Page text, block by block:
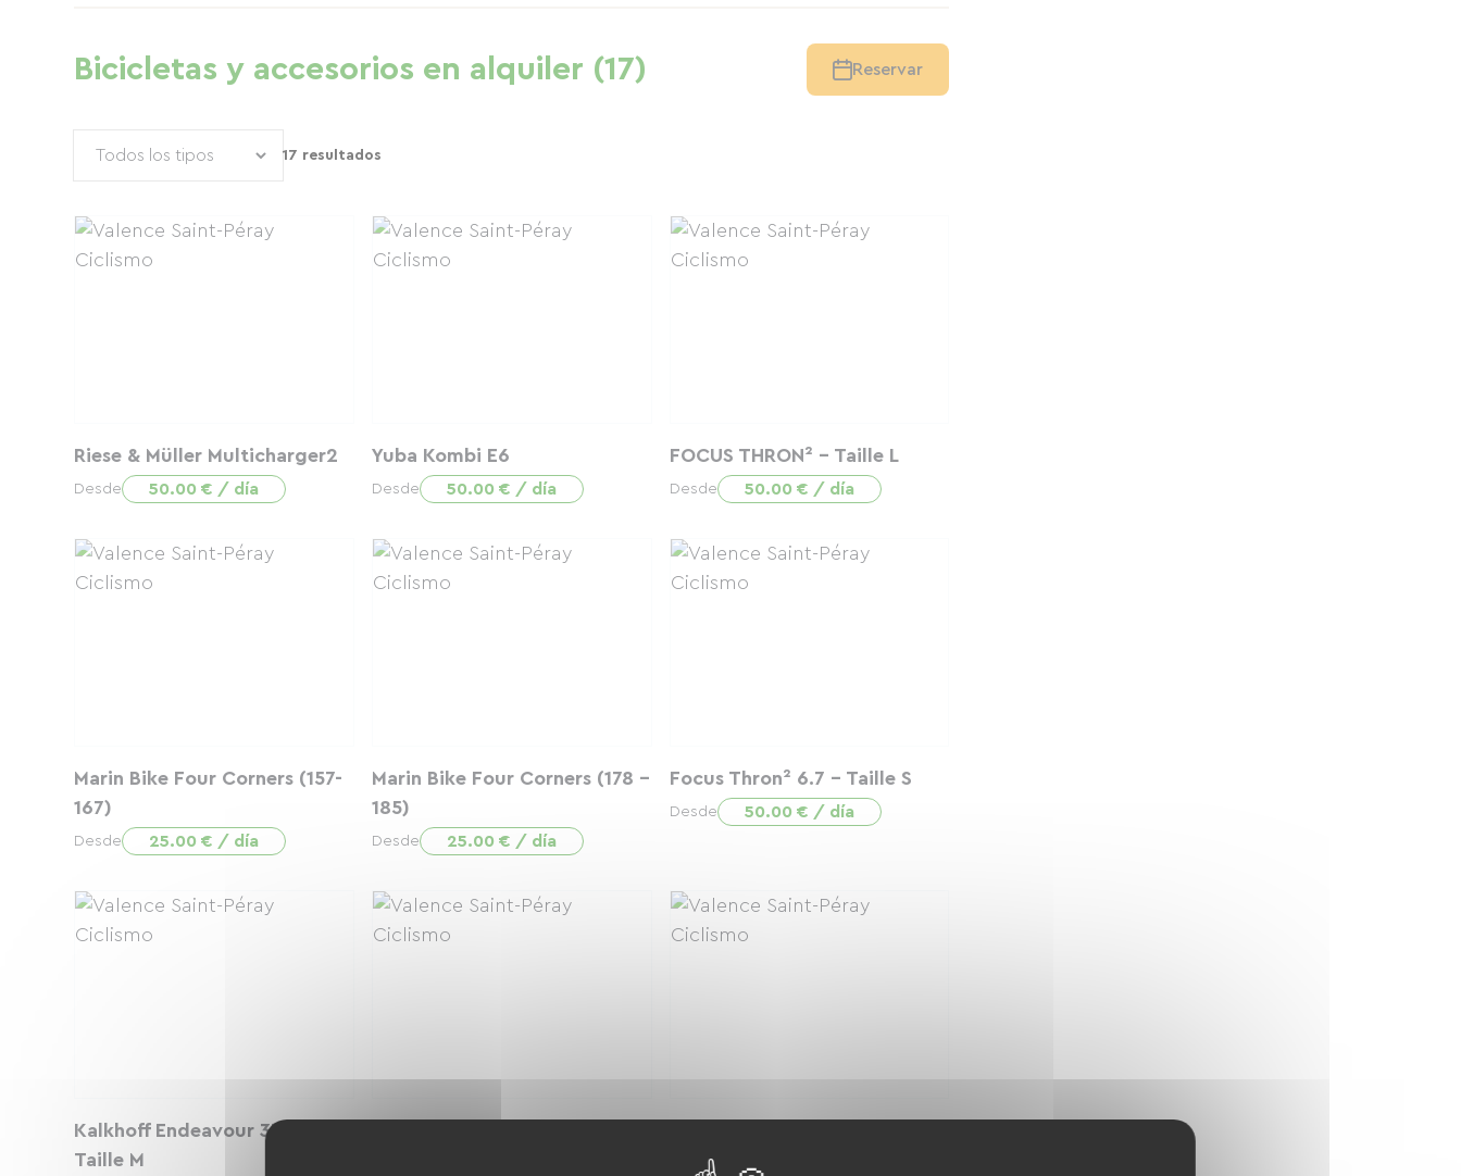
Bicicletas y accesorios en alquiler (17) Reservar
17 resultados
Riese & Müller Multicharger2
Desde 50.00 € / día
Yuba Kombi E6
Desde 50.00 € / día
FOCUS THRON² - Taille L
Desde 50.00 € / día
Marin Bike Four Corners (157-
167)
Desde 25.00 € / día
Marin Bike Four Corners (178 -
185)
Desde 25.00 € / día
Focus Thron² 6.7 - Taille S
Desde 50.00 € / día
Kalkhoff Endeavour 3B Move
Taille M
Taille M